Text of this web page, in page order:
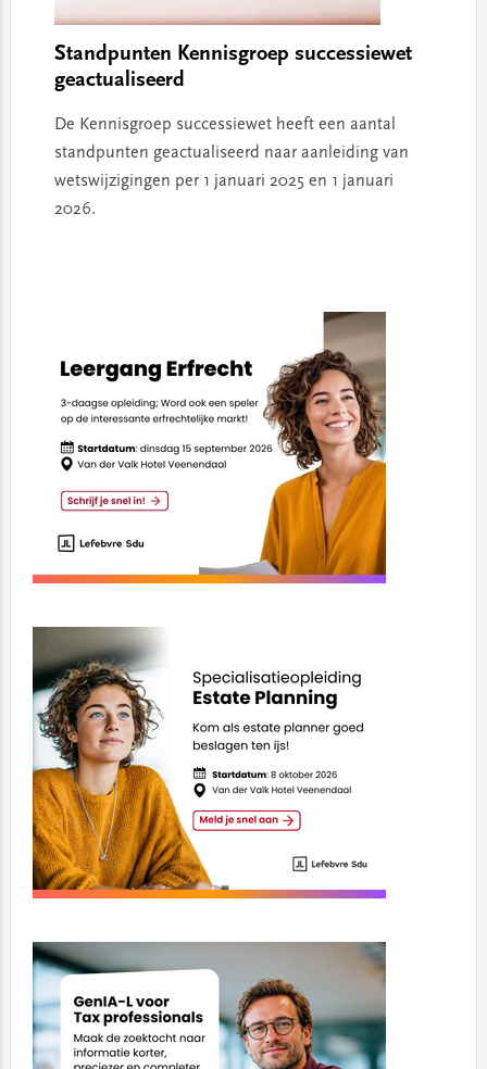
Standpunten Kennisgroep successiewet
geactualiseerd
De Kennisgroep successiewet heeft een aantal
standpunten geactualiseerd naar aanleiding van
wetswijzigingen per 1 januari 2025 en 1 januari
2026.